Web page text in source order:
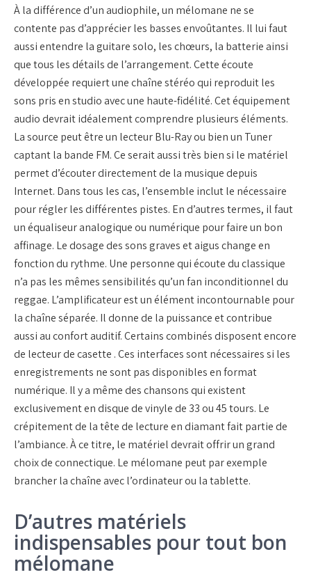
À la différence d’un audiophile, un mélomane ne se
contente pas d’apprécier les basses envoûtantes. Il lui faut
aussi entendre la guitare solo, les chœurs, la batterie ainsi
que tous les détails de l’arrangement. Cette écoute
développée requiert une chaîne stéréo qui reproduit les
sons pris en studio avec une haute-fidélité. Cet équipement
audio devrait idéalement comprendre plusieurs éléments.
La source peut être un lecteur Blu-Ray ou bien un Tuner
captant la bande FM. Ce serait aussi très bien si le matériel
permet d’écouter directement de la musique depuis
Internet. Dans tous les cas, l’ensemble inclut le nécessaire
pour régler les différentes pistes. En d’autres termes, il faut
un équaliseur analogique ou numérique pour faire un bon
affinage. Le dosage des sons graves et aigus change en
fonction du rythme. Une personne qui écoute du classique
n’a pas les mêmes sensibilités qu’un fan inconditionnel du
reggae. L’amplificateur est un élément incontournable pour
la chaîne séparée. Il donne de la puissance et contribue
aussi au confort auditif. Certains combinés disposent encore
de lecteur de casette . Ces interfaces sont nécessaires si les
enregistrements ne sont pas disponibles en format
numérique. Il y a même des chansons qui existent
exclusivement en disque de vinyle de 33 ou 45 tours. Le
crépitement de la tête de lecture en diamant fait partie de
l’ambiance. À ce titre, le matériel devrait offrir un grand
choix de connectique. Le mélomane peut par exemple
brancher la chaîne avec l’ordinateur ou la tablette.
D’autres matériels
indispensables pour tout bon
mélomane